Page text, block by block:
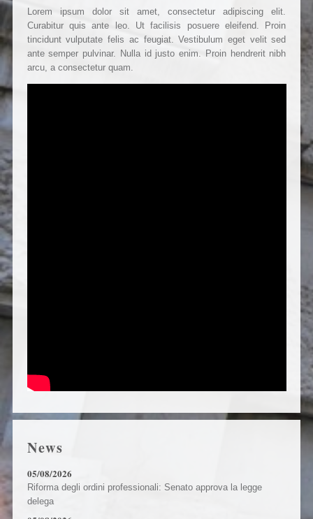
Lorem ipsum dolor sit amet, consectetur adipiscing elit.
Curabitur quis ante leo. Ut facilisis posuere eleifend. Proin
tincidunt vulputate felis ac feugiat. Vestibulum eget velit sed
ante semper pulvinar. Nulla id justo enim. Proin hendrerit nibh
arcu, a consectetur quam.
News
05/08/2026
Riforma degli ordini professionali: Senato approva la legge
delega